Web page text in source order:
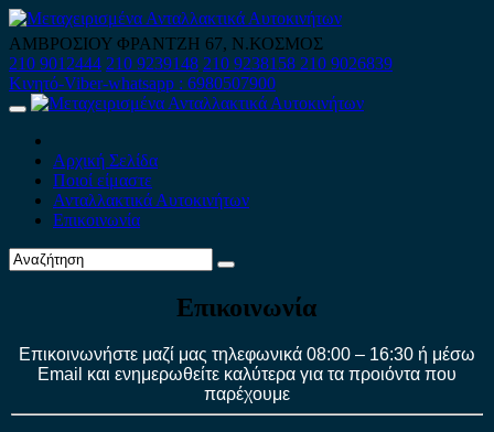
Skip
to
content
ΑΜΒΡΟΣΙΟΥ ΦΡΑΝΤΖΗ 67, Ν.ΚΟΣΜΟΣ
210 9012444 210 9239148 210 9238158 210 9026839
Κινητό-Viber-whatsapp : 6980507900
Primary
Αρχική Σελίδα
Ποιοί είμαστε
Ανταλλακτικά Αυτοκινήτων
Επικοινωνία
Επικοινωνία
Επικοινωνήστε μαζί μας τηλεφωνικά 08:00 – 16:30 ή μέσω
Email και ενημερωθείτε καλύτερα για τα προιόντα που
παρέχουμε